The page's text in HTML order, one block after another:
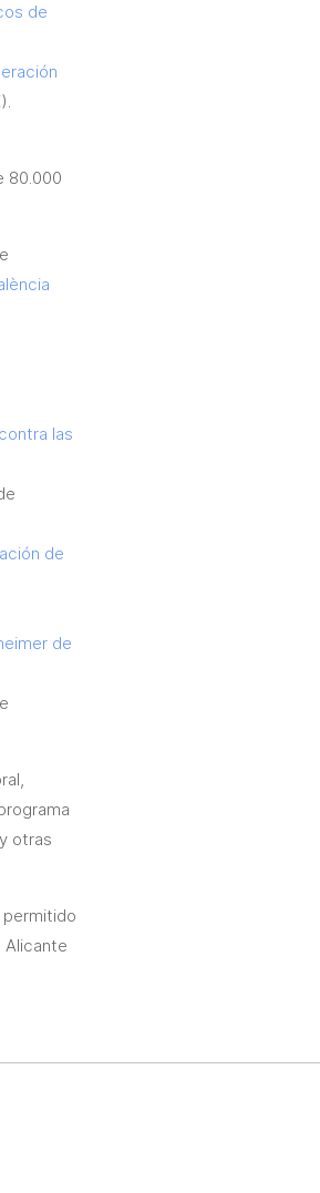
de
).
80.000
las
de
de
otras
permitido
Alicante